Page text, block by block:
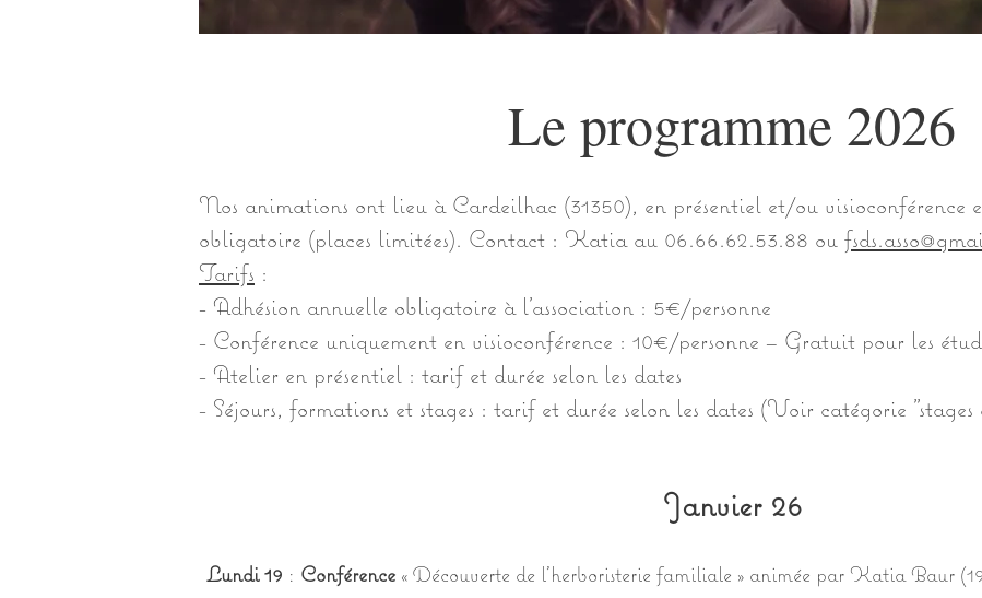
Le programme 2026
Nos animations ont lieu à Cardeilhac (31350), en présentiel et/ou visioconférence
obligatoire (places limitées). Contact : Katia au 06.66.62.53.88 ou
Tarifs :
- Adhésion annuelle obligatoire à l’association : 5€/personne
- Conférence uniquement en visioconférence : 10€/personne – Gratuit pour les
- Atelier en présentiel : tarif et durée selon les dates
- Séjours, formations et stages : tarif et durée selon les dates (Voir catégorie "stages
Janvier 26
Lundi 19 : Conférence « Découverte de l’herboristerie familiale » animée par Katia Baur